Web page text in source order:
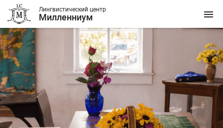
Лингвистический центр
Милленниум